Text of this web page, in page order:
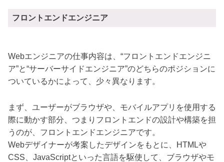
フロントエンドエンジニア
Webエンジニアの仕事内容は、“フロントエンドエンジニ
ア”と“サーバーサイドエンジニア”のどちらのポジションに
ついているかによって、少々異なります。
まず、ユーザーがブラウザや、モバイルアプリを使用する
際に動かす部分、つまりフロントエンドの設計や構築を担
うのが、フロントエンドエンジニアです。
Webデザイナーが考案したデザインをもとに、HTMLや
CSS、JavaScriptといった言語を駆使して、ブラウザやモ